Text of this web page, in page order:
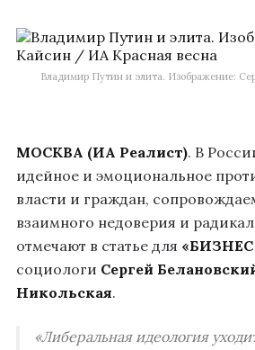
Владимир Путин и элита. Изображение:
МОСКВА (ИА Реалист). В
идейное и эмоциональное
власти и граждан,
взаимного недоверия и
отмечают в статье для «БИЗНЕС
социологи Сергей
Никольская.
«Либеральная идеология